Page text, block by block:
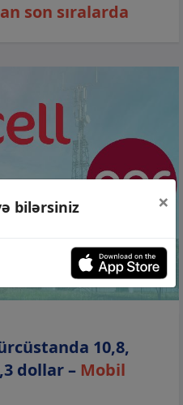
son sıralarda
10,8,
dollar – Mobil
bilərsiniz ×